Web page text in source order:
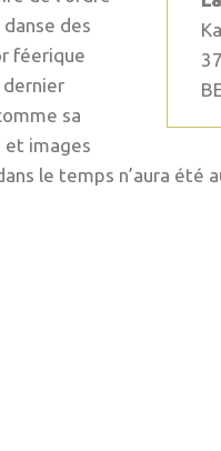
des
féerique
dernier
sa
et images
le temps n’aura été